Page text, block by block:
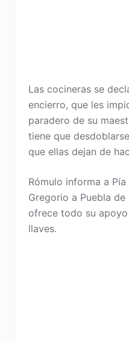
Las cocineras se
encierro, que les
paradero de su
tiene que
que ellas dejan de
Rómulo informa a
Gregorio a Puebla
ofrece todo su
llaves.